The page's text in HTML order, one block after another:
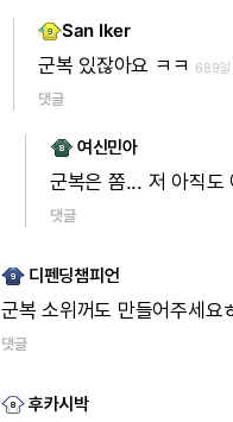
San Iker
군복 있잖아요 ㅋㅋ 689일
댓글
여신민아
군복은 쫌... 저 아직도
댓글
디펜딩챔피언
군복 소위꺼도 만들어주세요
댓글
후카시박